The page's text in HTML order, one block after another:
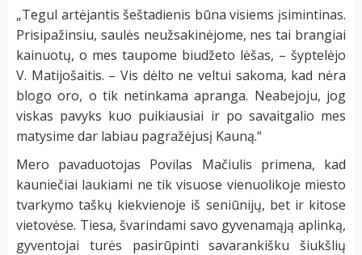
„Tegul artėjantis šeštadienis būna visiems įsimintinas.
Prisipažinsiu, saulės neužsakinėjome, nes tai brangiai
kainuotų, o mes taupome biudžeto lėšas, – šyptelėjo
V. Matijošaitis. – Vis dėlto ne veltui sakoma, kad nėra
blogo oro, o tik netinkama apranga. Neabejoju, jog
viskas pavyks kuo puikiausiai ir po savaitgalio mes
matysime dar labiau pagražėjusį Kauną.“
Mero pavaduotojas Povilas Mačiulis primena, kad
kauniečiai laukiami ne tik visuose vienuolikoje miesto
tvarkymo taškų kiekvienoje iš seniūnijų, bet ir kitose
vietovėse. Tiesa, švarindami savo gyvenamąją aplinką,
gyventojai turės pasirūpinti savarankišku šiukšlių